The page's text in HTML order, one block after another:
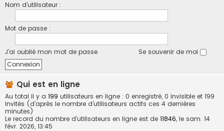
Nom d’utilisateur :
Mot de passe :
J’ai oublié mon mot de passe Se souvenir de moi
Qui est en ligne
Au total il y a 199 utilisateurs en ligne : 0 enregistré, 0 invisible et 199
invités (d’après le nombre d’utilisateurs actifs ces 4 dernières
minutes)
Le record du nombre d’utilisateurs en ligne est de 11846, le sam. 14
févr. 2026, 13:45